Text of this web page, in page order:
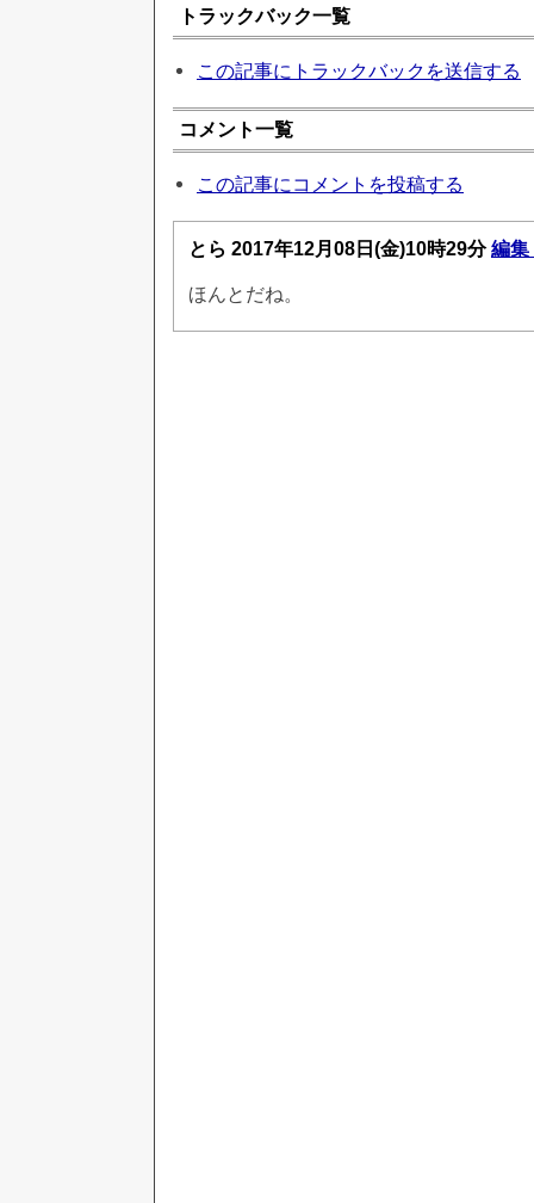
トラックバック一覧
この記事にトラックバックを送信する
コメント一覧
この記事にコメントを投稿する
とら 2017年12月08日(金)10時29分編集
ほんとだね。